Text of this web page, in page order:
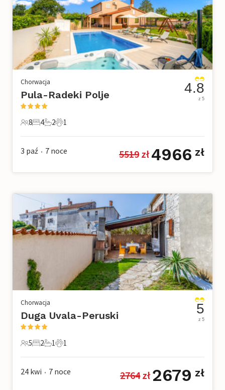
Chorwacja
Pula-Radeki Polje
8 Goście
8
4 Sypialnie
4
2 Łazienki
2
1 Zwierzę domowe
1
4.8
z 5
3 paź • 7 noce 5519 zł 4966 zł
Chorwacja
Duga Uvala-Peruski
5 Goście
5
2 Sypialnie
2
1 Łazienka
1
1 Zwierzę domowe
1
5
z 5
24 kwi • 7 noce 2764 zł 2679 zł